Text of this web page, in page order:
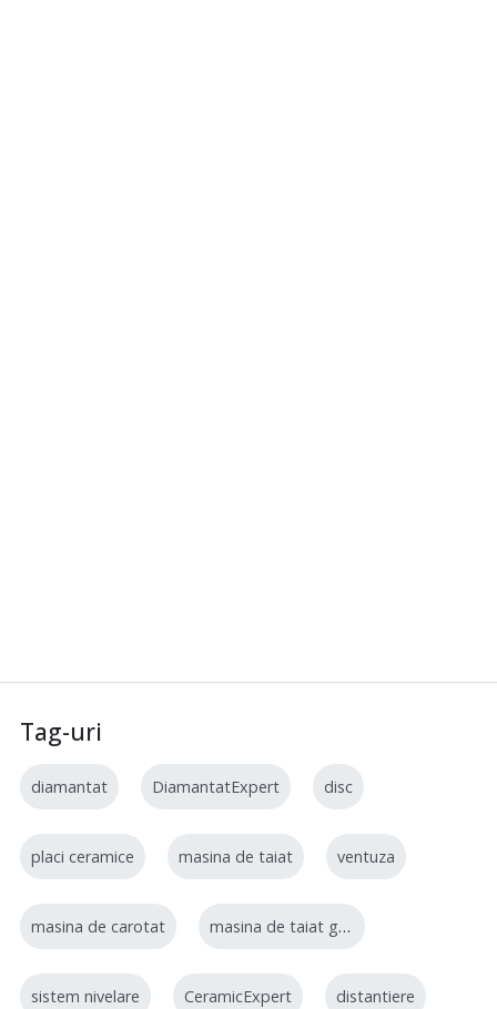
Tag-uri
diamantat DiamantatExpert disc
placi ceramice masina de taiat ventuza
masina de carotat masina de taiat gresie
sistem nivelare CeramicExpert distantiere